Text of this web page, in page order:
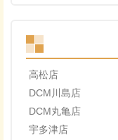
高松店
DCM川島店
DCM丸亀店
宇多津店